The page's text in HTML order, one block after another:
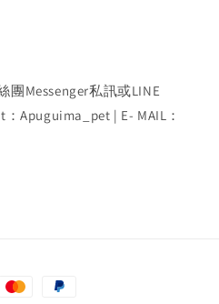
團Messenger私訊或LINE
Apuguima_pet | E- MAIL：